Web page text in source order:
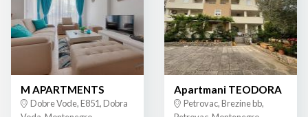
M APARTMENTS
Dobre Vode, E851, Dobra
Apartmani TEODORA
Petrovac, Brezine bb,